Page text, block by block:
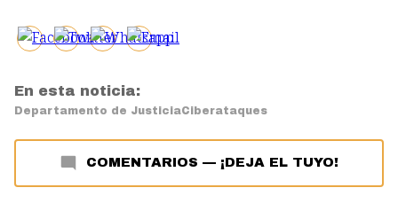
En esta noticia:
Departamento de JusticiaCiberataques
COMENTARIOS — ¡DEJA EL TUYO!